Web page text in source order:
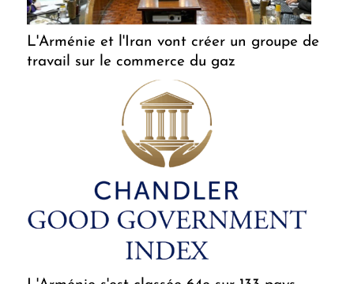
L'Arménie et l'Iran vont créer un groupe de
travail sur le commerce du gaz